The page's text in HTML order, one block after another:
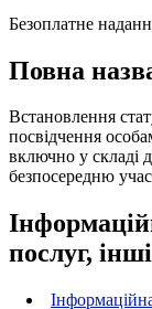
Безоплатне
Повна
Встановлення
посвідчення
включно у складі
безпосередню
послуг,